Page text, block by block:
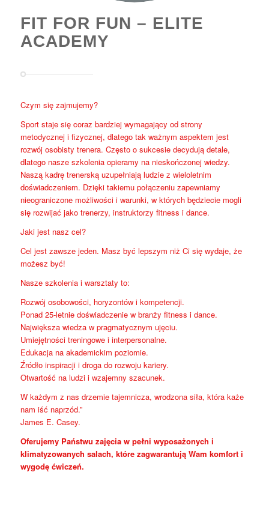
FIT FOR FUN – ELITE
ACADEMY
Czym się zajmujemy?
Sport staje się coraz bardziej wymagający od strony
metodycznej i fizycznej, dlatego tak ważnym aspektem jest
rozwój osobisty trenera. Często o sukcesie decydują detale,
dlatego nasze szkolenia opieramy na nieskończonej wiedzy.
Naszą kadrę trenerską uzupełniają ludzie z wieloletnim
doświadczeniem. Dzięki takiemu połączeniu zapewniamy
nieograniczone możliwości i warunki, w których będziecie mogli
się rozwijać jako trenerzy, instruktorzy fitness i dance.
Jaki jest nasz cel?
Cel jest zawsze jeden. Masz być lepszym niż Ci się wydaje, że
możesz być!
Nasze szkolenia i warsztaty to:
Rozwój osobowości, horyzontów i kompetencji.
Ponad 25-letnie doświadczenie w branży fitness i dance.
Największa wiedza w pragmatycznym ujęciu.
Umiejętności treningowe i interpersonalne.
Edukacja na akademickim poziomie.
Źródło inspiracji i droga do rozwoju kariery.
Otwartość na ludzi i wzajemny szacunek.
W każdym z nas drzemie tajemnicza, wrodzona siła, która każe
nam iść naprzód.”
James E. Casey.
Oferujemy Państwu zajęcia w pełni wyposażonych i
klimatyzowanych salach, które zagwarantują Wam komfort i
wygodę ćwiczeń.